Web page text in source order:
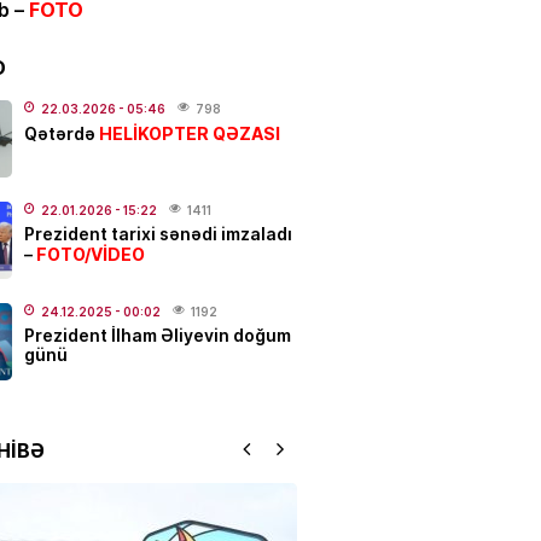
- 09:55
kütləvi dava –ölən və
var
Əmirquliyev AMMİB-in
- 16:52
qoyun və…
– FOTO
22.03.2026 - 05:46 798
Qətərdə HELİKOPTER QƏZASI
22.01.2026 - 15:22 1411
Prezident tarixi sənədi imzaladı
– FOTO/VİDEO
24.12.2025 - 00:02 1192
Prezident İlham Əliyevin doğum
günü